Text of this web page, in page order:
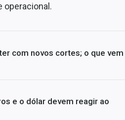
operacional.
com novos cortes; o que vem
e o dólar devem reagir ao